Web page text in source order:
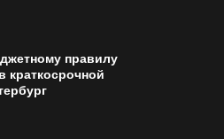
правилу
краткосрочной